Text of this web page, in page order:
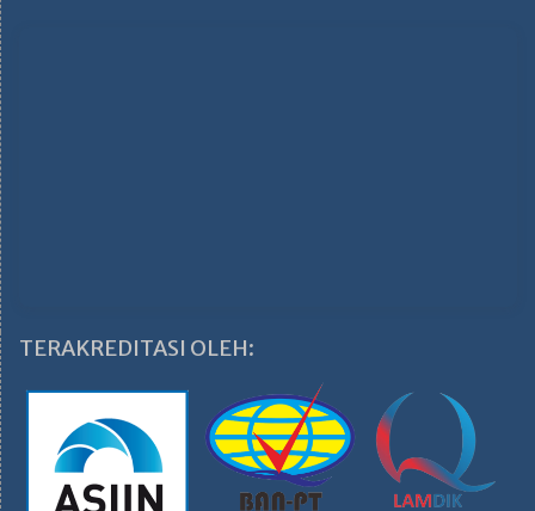
TERAKREDITASI OLEH: